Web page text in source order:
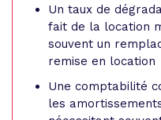
Un taux de
fait de la location
souvent un
remise en location
Une comptabilité
les